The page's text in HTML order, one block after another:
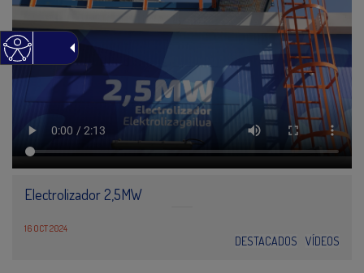
Electrolizador 2,5MW
16 OCT 2024
DESTACADOS VÍDEOS